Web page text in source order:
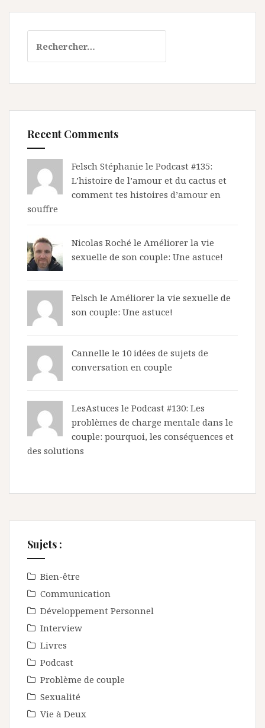
Recent Comments
Felsch Stéphanie le Podcast #135:
L’histoire de l’amour et du cactus et
comment tes histoires d’amour en
souffre
Nicolas Roché le Améliorer la vie
sexuelle de son couple: Une astuce!
Felsch le Améliorer la vie sexuelle de
son couple: Une astuce!
Cannelle le 10 idées de sujets de
conversation en couple
LesAstuces le Podcast #130: Les
problèmes de charge mentale dans le
couple: pourquoi, les conséquences et
des solutions
Sujets :
Bien-être
Communication
Développement Personnel
Interview
Livres
Podcast
Problème de couple
Sexualité
Vie à Deux